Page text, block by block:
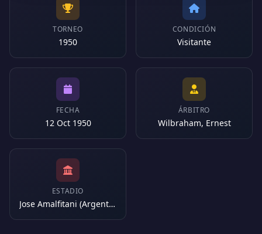
TORNEO
1950
CONDICIÓN
Visitante
FECHA
12 Oct 1950
ÁRBITRO
Wilbraham, Ernest
ESTADIO
Jose Amalfitani (Argentina)